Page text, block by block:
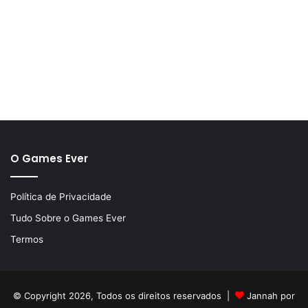
O Games Ever
Política de Privacidade
Tudo Sobre o Games Ever
Termos
© Copyright 2026, Todos os direitos reservados | Jannah por